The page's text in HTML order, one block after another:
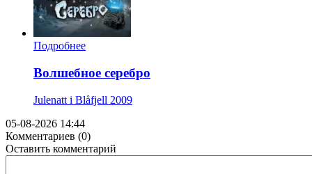
Подробнее
Волшебное серебро
Julenatt i Blåfjell 2009
05-08-2026 14:44
Комментариев (0)
Оставить комментарий